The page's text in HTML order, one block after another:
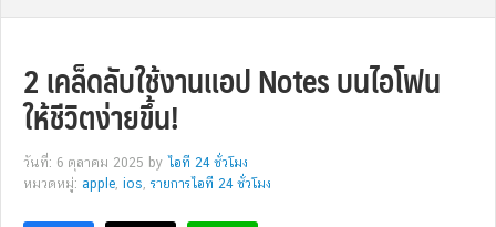
2 เคล็ดลับใช้งานแอป Notes บนไอโฟน
ให้ชีวิตง่ายขึ้น!
วันที่: 6 ตุลาคม 2025 by ไอที 24 ชั่วโมง
หมวดหมู่: apple, ios, รายการไอที 24 ชั่วโมง